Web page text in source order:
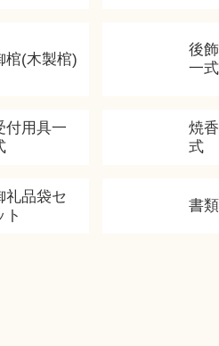
棺(木製棺)
後
一
付用具一
焼
式
礼品袋セ
ト
書